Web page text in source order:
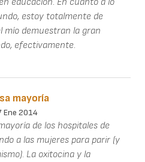
estoy totalmente de
mío demuestran la gran
efectivamente.
mayoría
Ene 2014
de los hospitales de
a las mujeres para parir (y
La oxitocina y la